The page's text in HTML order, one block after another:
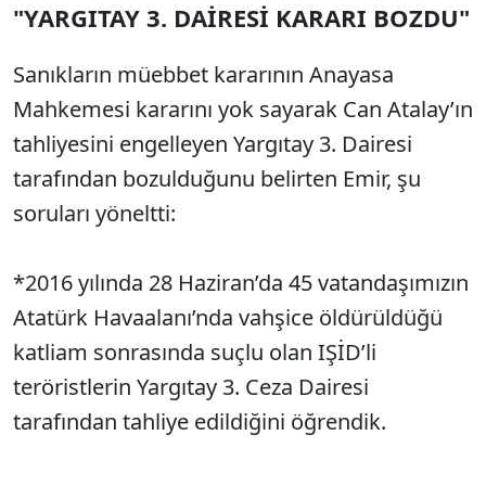
"YARGITAY 3. DAİRESİ KARARI BOZDU"
Sanıkların müebbet kararının Anayasa
Mahkemesi kararını yok sayarak Can Atalay’ın
tahliyesini engelleyen Yargıtay 3. Dairesi
tarafından bozulduğunu belirten Emir, şu
soruları yöneltti:
*2016 yılında 28 Haziran’da 45 vatandaşımızın
Atatürk Havaalanı’nda vahşice öldürüldüğü
katliam sonrasında suçlu olan IŞİD’li
teröristlerin Yargıtay 3. Ceza Dairesi
tarafından tahliye edildiğini öğrendik.